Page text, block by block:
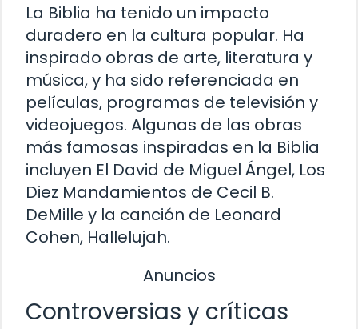
La Biblia ha tenido un impacto
duradero en la cultura popular. Ha
inspirado obras de arte, literatura y
música, y ha sido referenciada en
películas, programas de televisión y
videojuegos. Algunas de las obras
más famosas inspiradas en la Biblia
incluyen El David de Miguel Ángel, Los
Diez Mandamientos de Cecil B.
DeMille y la canción de Leonard
Cohen, Hallelujah.
Anuncios
Controversias y críticas